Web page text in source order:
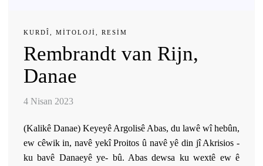
KURDÎ MITOLOJI RESIM
Rembrandt van Rijn,
Danae
4 Nisan 2023
(Kalikê Danae) Keyeyê Argolisê Abas, du lawê wî hebûn,
ew cêwik in, navê yekî Proitos û navê yê din jî Akrisios -
ku bavê Danaeyê ye- bû. Abas dewsa ku wextê ew ê